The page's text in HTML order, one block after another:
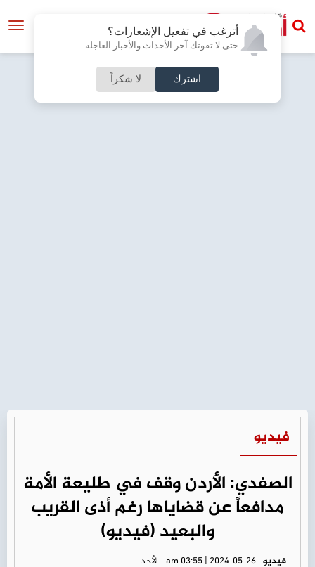
أترغب في تفعيل الإشعارات؟
حتى لا تفوتك آخر الأحداث والأخبار العاجلة
اشترك لا شكراً
فيديو
الصفدي: الأردن وقف في طليعة الأمة
مدافعاً عن قضاياها رغم أذى القريب
والبعيد (فيديو)
فيديو am 03:55 | 2024-05-26 - الأحد